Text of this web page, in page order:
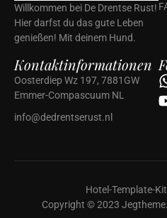
Willkommen bei De Drentse Rust!
Hier darfst du das gute Leben
genießen! Mit deinem Hund.
Kontaktinformationen
Oosterdiep Wz 197, 7881GW
Emmer-Compascuum NL
info@dedrentserust.nl
Hotel-Template-
Copyright © 2023